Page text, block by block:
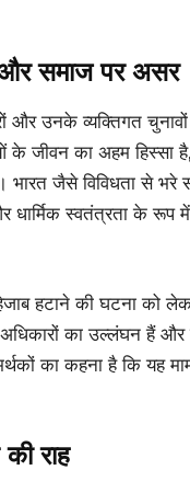
समाज पर असर
और उनके व्यक्तिगत
के जीवन का अहम हिस्सा
जैसे विविधता से भरे
धार्मिक स्वतंत्रता के रूप
हिजाब हटाने की घटना
का उल्लंघन हैं और
का कहना है कि यह
राह